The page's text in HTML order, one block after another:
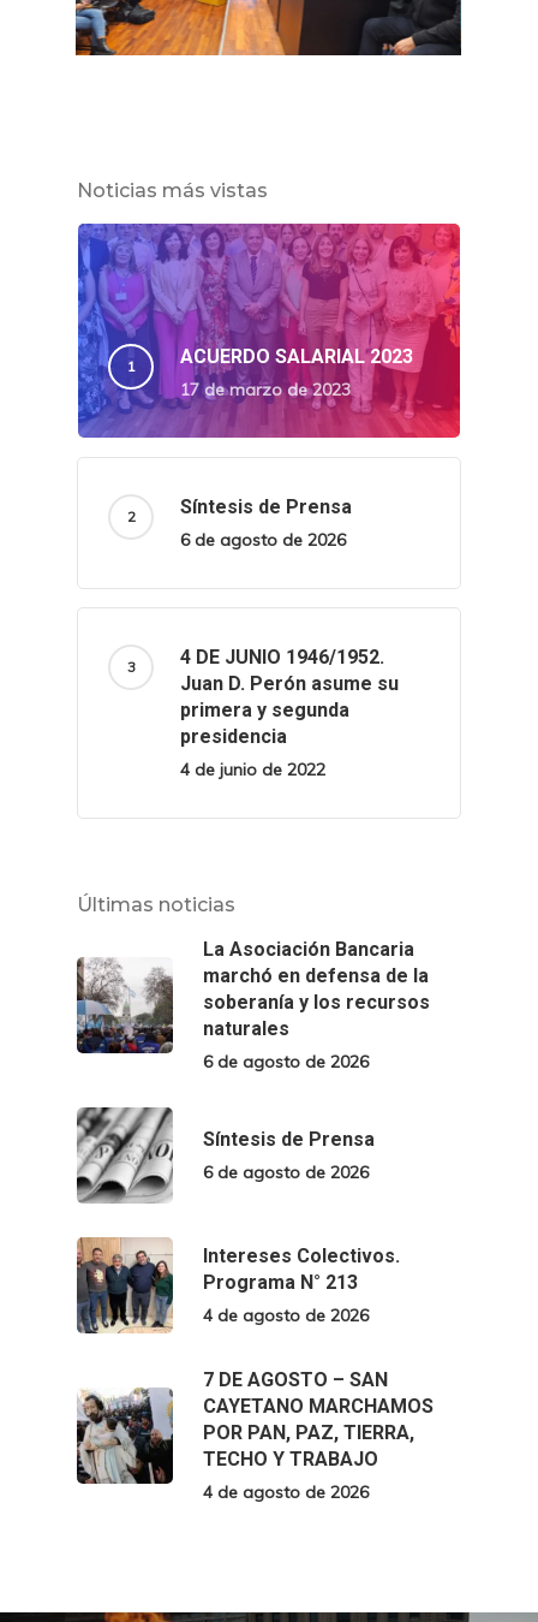
Noticias más vistas
ACUERDO SALARIAL 2023
17 de marzo de 2023
Síntesis de Prensa
6 de agosto de 2026
4 DE JUNIO 1946/1952.
Juan D. Perón asume su
primera y segunda
presidencia
4 de junio de 2022
Últimas noticias
La Asociación Bancaria
marchó en defensa de la
soberanía y los recursos
naturales
6 de agosto de 2026
Síntesis de Prensa
6 de agosto de 2026
Intereses Colectivos.
Programa N° 213
4 de agosto de 2026
7 DE AGOSTO – SAN
CAYETANO MARCHAMOS
POR PAN, PAZ, TIERRA,
TECHO Y TRABAJO
4 de agosto de 2026